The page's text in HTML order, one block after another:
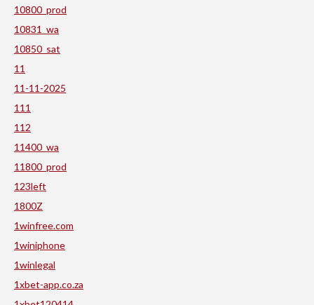
10800_prod
10831_wa
10850_sat
11
11-11-2025
111
112
11400_wa
11800_prod
123left
1800Z
1winfree.com
1winiphone
1winlegal
1xbet-app.co.za